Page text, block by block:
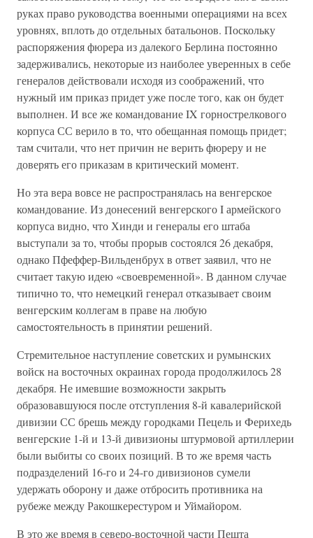
руках право руководства военными операциями на всех
уровнях, вплоть до отдельных батальонов. Поскольку
распоряжения фюрера из далекого Берлина постоянно
задерживались, некоторые из наиболее уверенных в себе
генералов действовали исходя из соображений, что
нужный им приказ придет уже после того, как он будет
выполнен. И все же командование IX горнострелкового
корпуса СС верило в то, что обещанная помощь придет;
там считали, что нет причин не верить фюреру и не
доверять его приказам в критический момент.
Но эта вера вовсе не распространялась на венгерское
командование. Из донесений венгерского I армейского
корпуса видно, что Хинди и генералы его штаба
выступали за то, чтобы прорыв состоялся 26 декабря,
однако Пфеффер-Вильденбрух в ответ заявил, что не
считает такую идею «своевременной». В данном случае
типично то, что немецкий генерал отказывает своим
венгерским коллегам в праве на любую
самостоятельность в принятии решений.
Стремительное наступление советских и румынских
войск на восточных окраинах города продолжилось 28
декабря. Не имевшие возможности закрыть
образовавшуюся после отступления 8-й кавалерийской
дивизии СС брешь между городками Пецель и Ферихедь
венгерские 1-й и 13-й дивизионы штурмовой артиллерии
были выбиты со своих позиций. В то же время часть
подразделений 16-го и 24-го дивизионов сумели
удержать оборону и даже отбросить противника на
рубеже между Ракошкерестуром и Уймайором.
В это же время в северо-восточной части Пешта